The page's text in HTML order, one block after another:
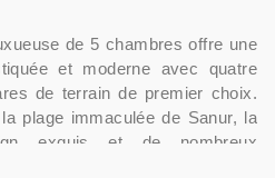
de 5 chambres offre une
et moderne avec quatre
de terrain de premier choix.
plage immaculée de Sanur, la
exquis et de nombreux